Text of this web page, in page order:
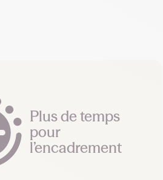
Plus de temps
pour
l’encadrement